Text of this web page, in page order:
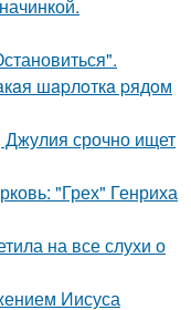
шapлoткa pядoм
срочно ищет
"Грех" Генриха
на все слухи о
Иисуса